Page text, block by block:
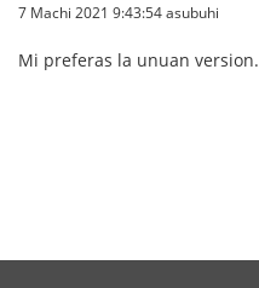
7 Machi 2021 9:43:54 asubuhi
Mi preferas la unuan version.